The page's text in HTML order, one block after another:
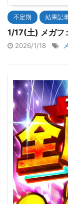
不定期 結果記
1/17(土) メガフ
2026/1/18